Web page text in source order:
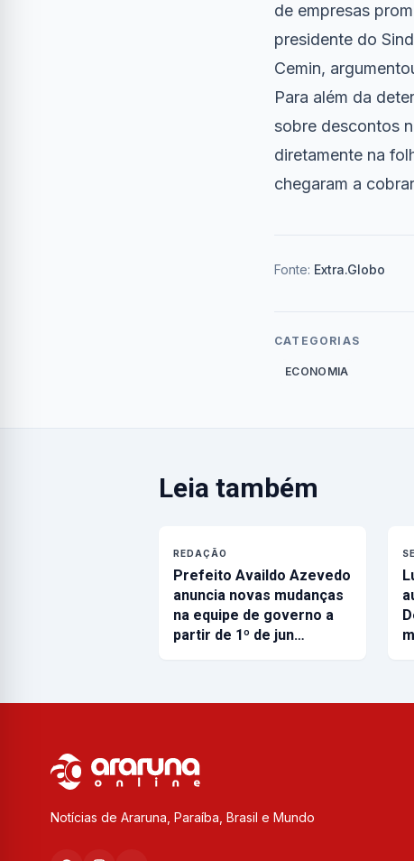
de empresas
presidente do
Cemin,
Para além da
sobre descontos
diretamente na
chegaram a
Fonte: Extra.Globo
CATEGORIAS
ECONOMIA
Leia também
REDAÇÃO
Prefeito Availdo Azevedo
anuncia novas mudanças
na equipe de governo a
partir de 1º de jun…
Notícias de Araruna, Paraíba, Brasil e Mundo